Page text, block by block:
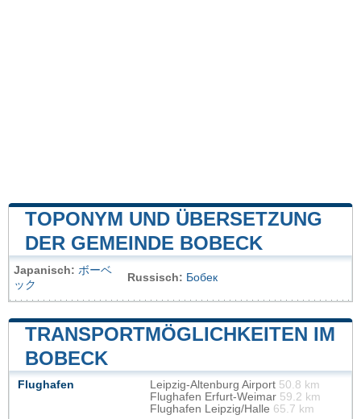
TOPONYM UND ÜBERSETZUNG
DER GEMEINDE BOBECK
Japanisch: ボーベ
ック
Russisch: Бобек
TRANSPORTMÖGLICHKEITEN IM
BOBECK
Flughafen Leipzig-Altenburg Airport 50.8 km
Flughafen Erfurt-Weimar 59.2 km
Flughafen Leipzig/Halle 65.7 km